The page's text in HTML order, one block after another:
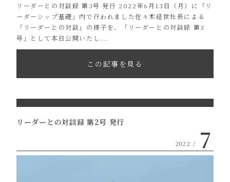
リーダーとの対談録 第3号 発行 2022年6月13日（月）に「リ
ーダーシップ基礎」内で行われました佐々木経世社長による
「リーダーとの対談」の様子を、「リーダーとの対談録 第3
号」として本日公開いたし...
この記事を見る
リーダーとの対談録 第2号 発行
2022 / 7